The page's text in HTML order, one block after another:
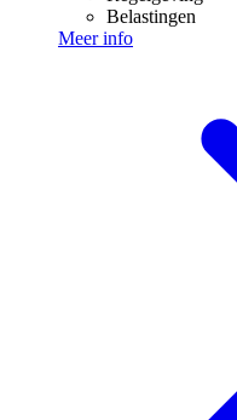
Belastingen
Meer info